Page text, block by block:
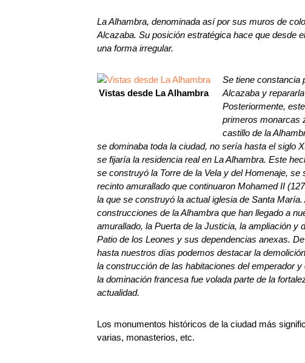
La Alhambra, denominada así por sus muros de
Alcazaba. Su posición estratégica hace que desde
una forma irregular.
Vistas desde La Alhambra
Se tiene constancia
Alcazaba y
Posteriormente,
primeros monarcas
castillo de la
se dominaba toda la ciudad, no sería hasta el siglo
se fijaría la residencia real en La Alhambra. Este
se construyó la Torre de la Vela y del Homenaje,
recinto amurallado que continuaron Mohamed II
la que se construyó la actual iglesia de Santa
construcciones de la Alhambra que han llegado a
amurallado, la Puerta de la Justicia, la ampliación
Patio de los Leones y sus dependencias anexas.
hasta nuestros días podemos destacar la
la construcción de las habitaciones del emperador
la dominación francesa fue volada parte de la
actualidad.
Los monumentos históricos de la ciudad más
varias, monasterios, etc.